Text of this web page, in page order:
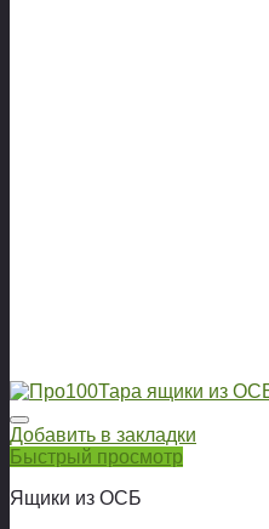
Добавить в закладки
Быстрый просмотр
Ящики из ОСБ